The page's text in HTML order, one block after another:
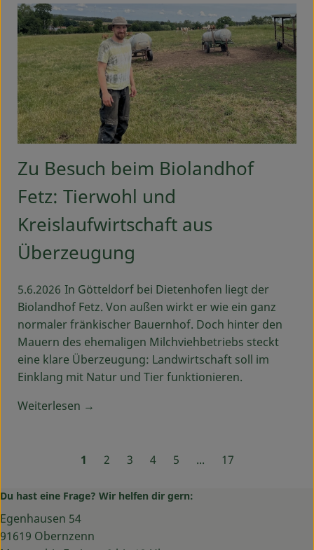
Zu Besuch beim Biolandhof
Fetz: Tierwohl und
Kreislaufwirtschaft aus
Überzeugung
5.6.2026 In Götteldorf bei Dietenhofen liegt der
Biolandhof Fetz. Von außen wirkt er wie ein ganz
normaler fränkischer Bauernhof. Doch hinter den
Mauern des ehemaligen Milchviehbetriebs steckt
eine klare Überzeugung: Landwirtschaft soll im
Einklang mit Natur und Tier funktionieren.
Weiterlesen →
1 2 3 4 5 ... 17
Du hast eine Frage? Wir helfen dir gern:
Egenhausen 54
91619 Obernzenn